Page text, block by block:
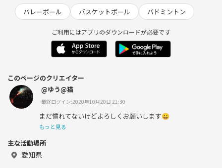
バレーボール バスケットボール バドミントン
ご利用にはアプリのダウンロードが必要です
このページのクリエイター
@ゆう@猫
最終ログイン:2020年10月20日 21:30
まだ慣れてないけどよろしくお願いします😀
もっと見る
主な活動場所
愛知県